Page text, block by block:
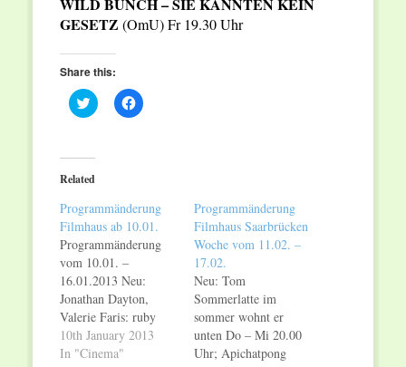
GESETZ (OmU) Fr 19.30 Uhr
Share this:
Click
to
(Opens
in
new
Click
to
Related
Programmänderung
Filmhaus ab 10.01.
Programmänderung
vom 10.01. –
16.01.2013 Neu:
Jonathan Dayton,
Valerie Faris: ruby
sparks – meine
fabelhafte freundin
10th January 2013
In "Cinema"
Programmänderung
Filmhaus Saarbrücken
Woche vom 11.02. –
17.02.
Neu: Tom
Sommerlatte im
sommer wohnt er
unten Do – Mi 20.00
Uhr; Apichatpong